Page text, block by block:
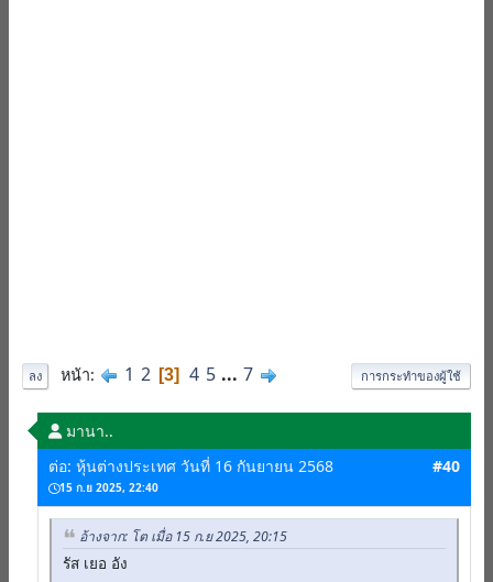
ลง หน้า 1 2 3 4 5 ... 7 การกระทำของผู้ใช้
มานา..
ต่อ: หุ้นต่างประเทศ วันที่ 16 กันยายน 2568
15 ก.ย 2025, 22:40
#40
อ้างจาก: โต เมื่อ 15 ก.ย 2025, 20:15
รัส เยอ อัง